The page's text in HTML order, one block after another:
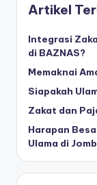
Artikel
Integrasi
di BAZNAS?
Memaknai
Siapakah
Zakat dan
Harapan
Ulama di